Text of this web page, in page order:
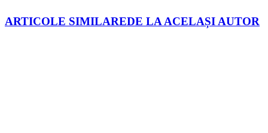
ARTICOLE SIMILAREDE LA ACELAȘI AUTOR